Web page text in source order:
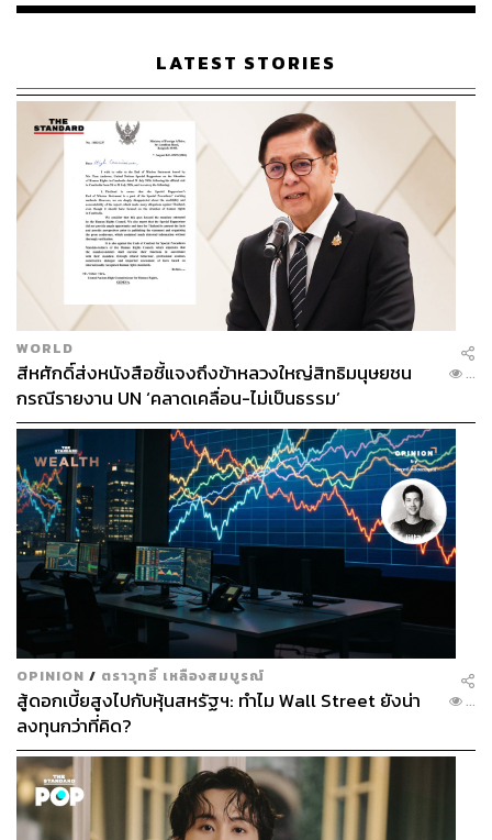
เรือนไทยที่ถูกซุกไว้
LATEST STORIES
WORLD
สีหศักดิ์ส่งหนังสือชี้แจงถึงข้าหลวงใหญ่สิทธิมนุษยชน
กรณีรายงาน UN ‘คลาดเคลื่อน-ไม่เป็นธรรม’
...
OPINION / ตราวุทธิ์ เหลืองสมบูรณ์
สู้ดอกเบี้ยสูงไปกับหุ้นสหรัฐฯ: ทำไม Wall Street ยังน่า
ลงทุนกว่าที่คิด?
...